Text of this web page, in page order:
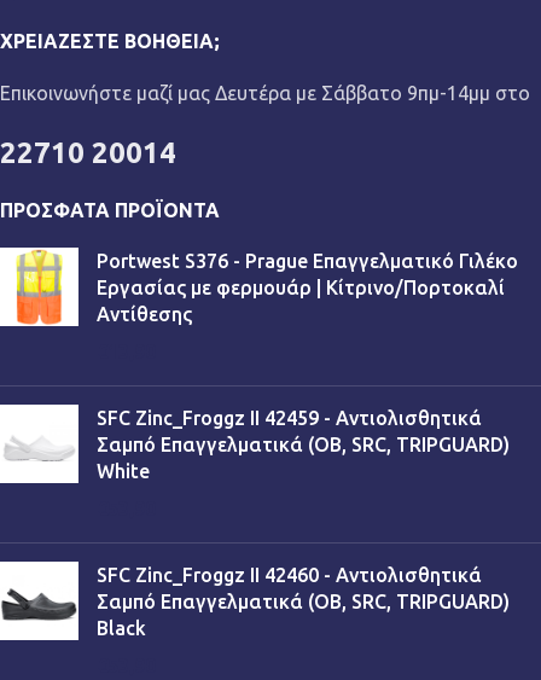
ΧΡΕΙΆΖΕΣΤΕ ΒΟΉΘΕΙΑ;
Επικοινωνήστε μαζί μας Δευτέρα με Σάββατο 9πμ-14μμ στο
22710 20014
ΠΡΌΣΦΑΤΑ ΠΡΟΪΌΝΤΑ
Portwest S376 - Prague Επαγγελματικό Γιλέκο
Εργασίας με φερμουάρ | Κίτρινο/Πορτοκαλί
Αντίθεσης
SFC Zinc_Froggz II 42459 - Αντιολισθητικά
Σαμπό Επαγγελματικά (OB, SRC, TRIPGUARD)
White
SFC Zinc_Froggz II 42460 - Αντιολισθητικά
Σαμπό Επαγγελματικά (OB, SRC, TRIPGUARD)
Black